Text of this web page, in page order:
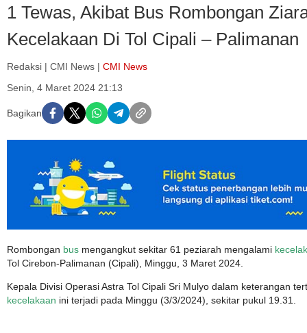
1 Tewas, Akibat Bus Rombongan
Kecelakaan Di Tol Cipali – Palimanan
Redaksi | CMI News | CMI News
Senin, 4 Maret 2024 21:13
Bagikan
Rombongan bus mengangkut sekitar 61 peziarah mengalami
Tol Cirebon-Palimanan (Cipali), Minggu, 3 Maret 2024.
Kepala Divisi Operasi Astra Tol Cipali Sri Mulyo dalam keterangan
kecelakaan ini terjadi pada Minggu (3/3/2024), sekitar pukul 19.31.